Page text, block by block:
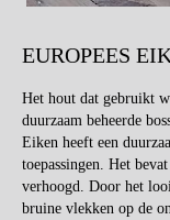
EUROPEES
Het hout dat gebruikt
duurzaam beheerde
Eiken heeft een
toepassingen. Het
verhoogd. Door het
bruine vlekken op de